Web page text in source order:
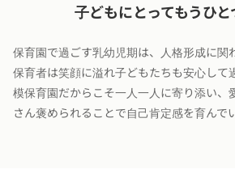
子どもにとってもうひ
保育園で過ごす乳幼児期は、人格形成に関
保育者は笑顔に溢れ子どもたちも安心して
模保育園だからこそ一人一人に寄り添い、
さん褒められることで自己肯定感を育んで